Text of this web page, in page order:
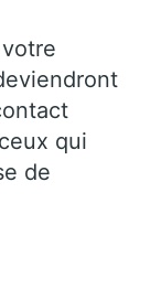
qui
de